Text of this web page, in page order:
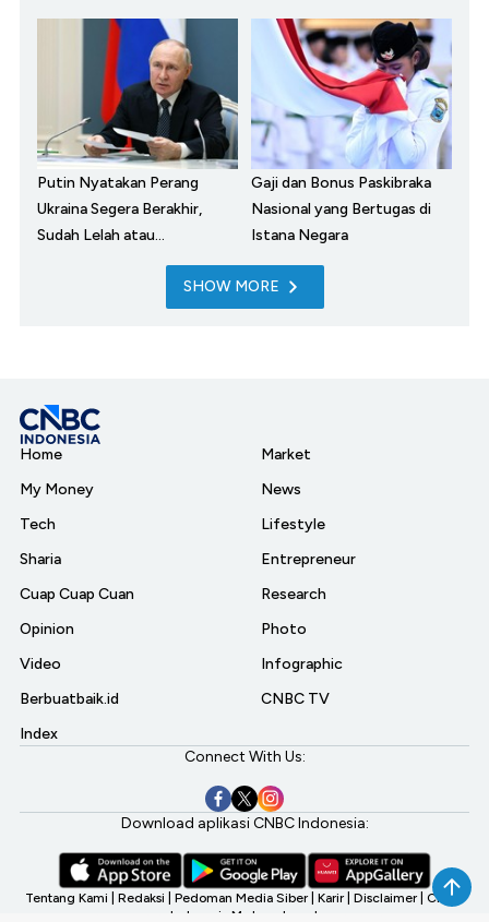
Putin Nyatakan Perang
Ukraina Segera Berakhir,
Sudah Lelah atau...
Gaji dan Bonus Paskibraka
Nasional yang Bertugas di
Istana Negara
SHOW MORE
Home
My Money
Tech
Sharia
Cuap Cuap Cuan
Opinion
Video
Berbuatbaik.id
Index
Market
News
Lifestyle
Entrepreneur
Research
Photo
Infographic
CNBC TV
Connect With Us:
Download aplikasi CNBC Indonesia:
Tentang Kami Redaksi Pedoman Media Siber Karir Disclaimer CNBC
Indonesia My Investment